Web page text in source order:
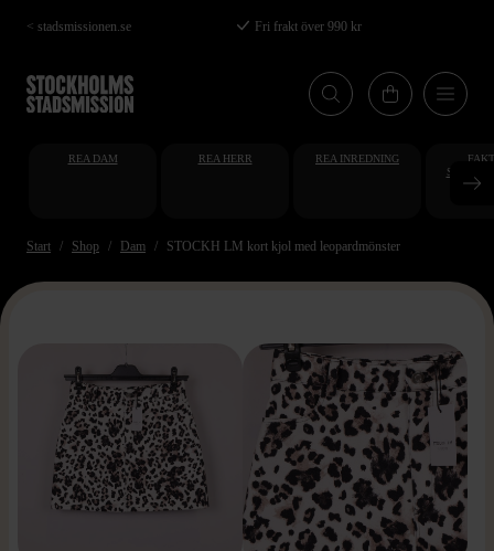
Hoppa
till
huvudinnehåll
< stadsmissionen.se Fri frakt över 990 kr
REA DAM REA HERR REA INREDNING
Start Shop Dam STOCKH LM kort kjol med leopardmönster